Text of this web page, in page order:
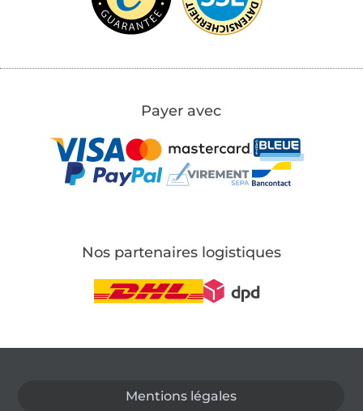
Payer avec
Nos partenaires logistiques
Mentions légales